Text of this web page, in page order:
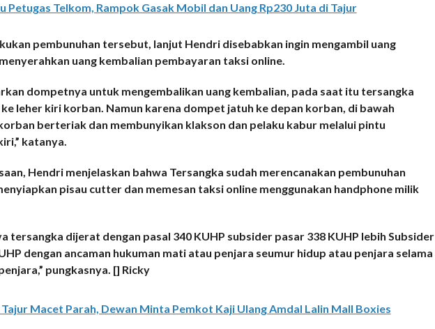
Petugas Telkom, Rampok Gasak Mobil dan Uang Rp230 Juta di Tajur
pembunuhan tersebut, lanjut Hendri disebabkan ingin mengambil uang
uang kembalian pembayaran taksi online.
dompetnya untuk mengembalikan uang kembalian, pada saat itu tersangka
leher kiri korban. Namun karena dompet jatuh ke depan korban, di bawah
berteriak dan membunyikan klakson dan pelaku kabur melalui pintu
katanya.
Hendri menjelaskan bahwa Tersangka sudah merencanakan pembunuhan
pisau cutter dan memesan taksi online menggunakan handphone milik
tersangka dijerat dengan pasal 340 KUHP subsider pasar 338 KUHP lebih Subsider
dengan ancaman hukuman mati atau penjara seumur hidup atau penjara selama
pungkasnya. [] Ricky
Tajur Macet Parah, Dewan Minta Pemkot Kaji Ulang Amdal Lalin Mall Boxies